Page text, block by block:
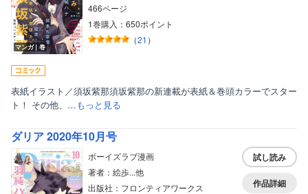
マンガ｜巻
466ページ
1巻購入：650ポイント
（21 ）
表紙イラスト／須坂紫那須坂紫那の新連載が表紙＆巻頭カラーでスター
ト！ その他、…もっと見る
ダリア 2020年10月号
ボーイズラブ漫画
著者：絵歩...他
出版社：フロンティアワークス
試し読み
作品詳細